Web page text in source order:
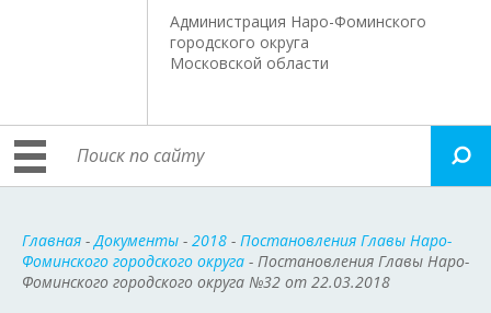
Администрация Наро-Фоминского
городского округа
Московской области
Главная -Документы - 2018 - Постановления Главы Наро-
Фоминского городского округа - Постановления Главы Наро-
Фоминского городского округа №32 от 22.03.2018